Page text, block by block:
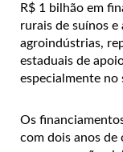
R$ 1 bilhão em
rurais de suínos e
agroindústrias,
estaduais de
especialmente no
Os
com dois anos de